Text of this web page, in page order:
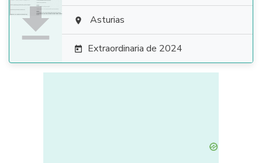
  Asturias
 Extraordinaria de 2024